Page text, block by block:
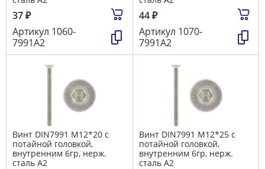
37₽
Артикул 1060-
7991А2
44₽
Артикул 1070-
7991А2
Винт DIN7991 М12*20 с
потайной головкой,
внутренним 6гр, нерж.
сталь А2
Винт DIN7991 М12*25 с
потайной головкой,
внутренним 6гр, нерж.
сталь А2